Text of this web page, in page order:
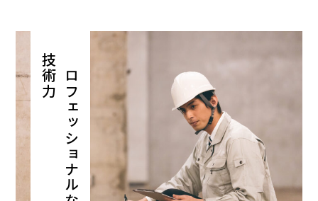
プロフェッショナルな
技術力